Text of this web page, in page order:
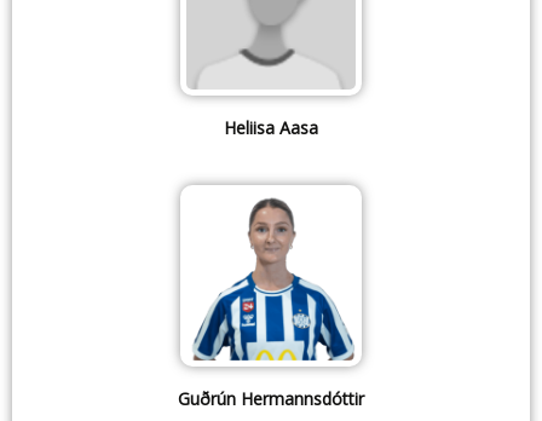
Heliisa Aasa
Guðrún Hermannsdóttir